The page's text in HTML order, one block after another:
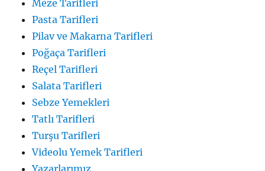
Meze Tarifleri
Pasta Tarifleri
Pilav ve Makarna Tarifleri
Poğaça Tarifleri
Reçel Tarifleri
Salata Tarifleri
Sebze Yemekleri
Tatlı Tarifleri
Turşu Tarifleri
Videolu Yemek Tarifleri
Yazarlarımız